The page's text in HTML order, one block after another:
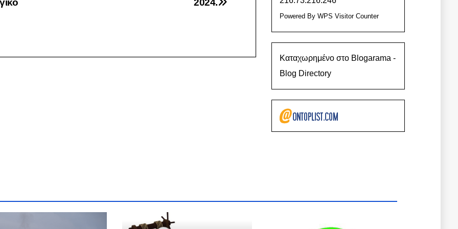
2024.
Powered By WPS Visitor Counter
Καταχωρημένο στο Blogarama -
Blog Directory